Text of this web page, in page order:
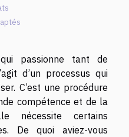
passionne tant de
d’un processus qui
C’est une procédure
compétence et de la
nécessite certains
De quoi aviez-vous